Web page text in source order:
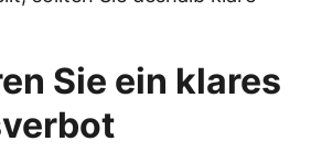
Sie ein klares